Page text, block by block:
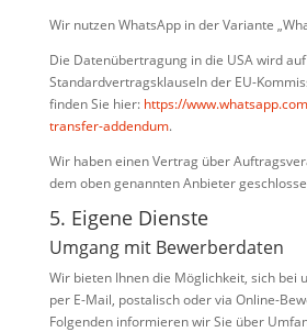
Wir nutzen WhatsApp in der Variante
Die Datenübertragung in die USA wird
Standardvertragsklauseln der EU-
finden Sie hier: https://
transfer-addendum.
Wir haben einen Vertrag über
dem oben genannten Anbieter
5. Eigene Dienste
Umgang mit Bewerberdaten
Wir bieten Ihnen die Möglichkeit, sich bei
per E-Mail, postalisch oder via Online-
Folgenden informieren wir Sie über